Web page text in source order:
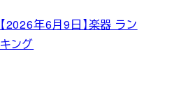
【2026年6月9日】楽器 ラン
キング